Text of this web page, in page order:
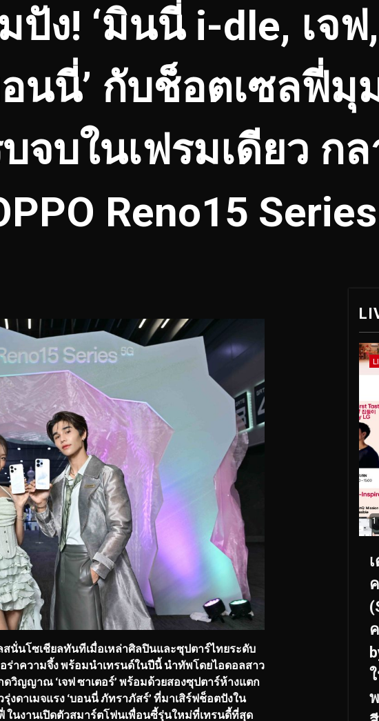
ปัง! ‘มินนี่ i-dle, เจ
นนี่’ กับช็อตเซลฟี่มุ
จบในเฟรมเดียว กล
Reno15
สนั่นโซเชียลทันทีเมื่อเหล่าศิลปินและซุปตาร์ไทยระดับ
าความจึ้ง พร้อมนำเทรนด์ในปีนี้ นำทัพโดยไอดอลสาว
วิญญาณ ‘เจฟ ซาเตอร์’ พร้อมด้วยสองซุปตาร์ห้างแตก
งดาเมจแรง ‘บอนนี่ ภัทราภัสร์’ ที่มาเสิร์ฟช็อตปังใน
ในงานเปิดตัวสมาร์ตโฟนเพื่อนซี้รุ่นใหม่ที่เทรนดี้ที่สุด
1